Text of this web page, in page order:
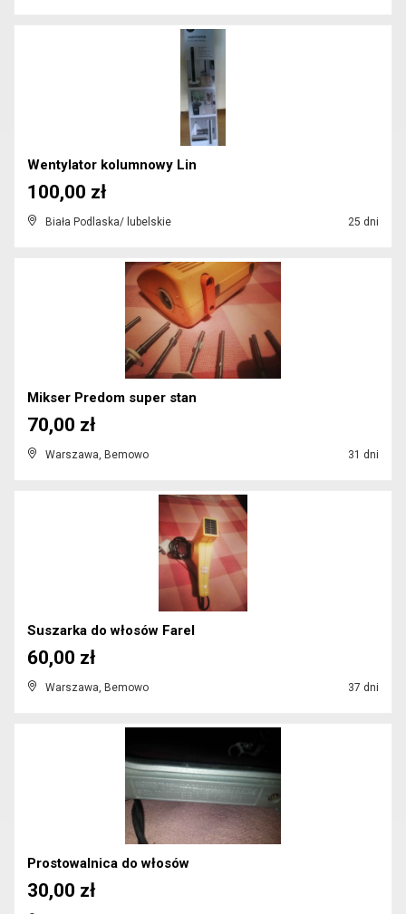
Wentylator kolumnowy Lin
Biała Podlaska/ lubelskie 25 dni
100,00 zł
Mikser Predom super stan
Warszawa, Bemowo 31 dni
70,00 zł
Suszarka do włosów Farel
Warszawa, Bemowo 37 dni
60,00 zł
Prostowalnica do włosów
30,00 zł